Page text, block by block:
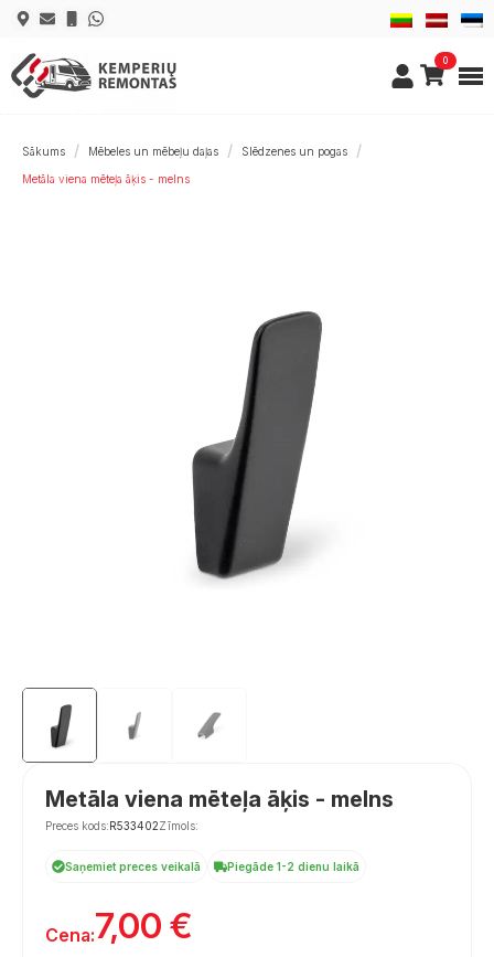
0
Sākums Mēbeles un mēbeļu daļas Slēdzenes un pogas
Metāla viena mēteļa āķis - melns
Metāla viena mēteļa āķis - melns
Preces kods:R533402Zīmols:
Saņemiet preces veikalā Piegāde 1-2 dienu laikā
Cena:7,00 €